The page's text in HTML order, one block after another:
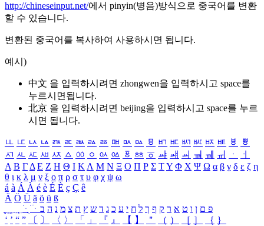
http://chineseinput.net/에서 pinyin(병음)방식으로 중국어를 변환
할 수 있습니다.
변환된 중국어를 복사하여 사용하시면 됩니다.
예시)
中文 을 입력하시려면 zhongwen을 입력하시고 space를
누르시면됩니다.
北京 을 입력하시려면 beijing을 입력하시고 space를 누르
시면 됩니다.
ㅥ ㅦ ㅧ ㅨ ㅩ ㅪ ㅫ ㅬ ㅭ ㅮ ㅯ ㅰ ㅱ ㅲ ㅳ ㅴ ㅵ ㅶ ㅷ ㅸ
ㅹ
ㅺ ㅻ ㅼ ㅽ ㅾ ㅿ ㆀ ㆁ ㆂ ㆃ ㆄ ㆅ ㆆ ㆇ ㆈ ㆉ ㆊ ㆋ ㆌ ㆍ
ㆎ
Α Β ΓΔ Ε Ζ Η Θ Ι ΚΛ Μ Ν Ξ Ο Π Ρ Σ ΤΥ Φ Χ Ψ Ω α β γ δ ε ζ η
θ ι κ λ μ ν ξ ο π ρ σ τ υ φ χ ψ ω
á à Á À é è É È ç Ç ê
Ä Ö Ü ä ö ü ß
ִֶֹ ֻּ ׁׂ פ ם ן ו ט א ר ק ף ך ל ח י ע כ ג ד ש ץ ת צ מ נ ה ב
‘ ’ “ ” 〔 〕 〈 〉 「 」 『 』 【 】 ＂ （ ） ［ ］ ｛ ｝